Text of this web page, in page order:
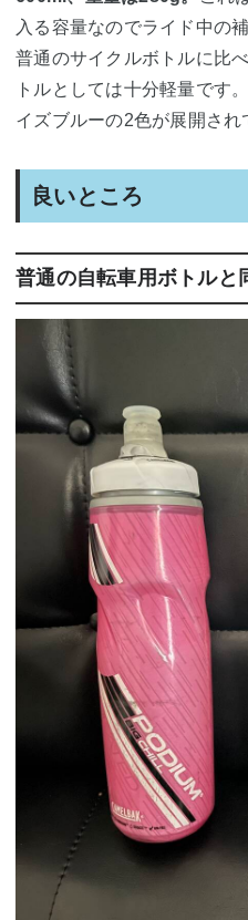
入る容量なのでライド中の
普通のサイクルボトルに比
トルとしては十分軽量です
イズブルーの2色が展開され
良いところ
普通の自転車用ボトルと